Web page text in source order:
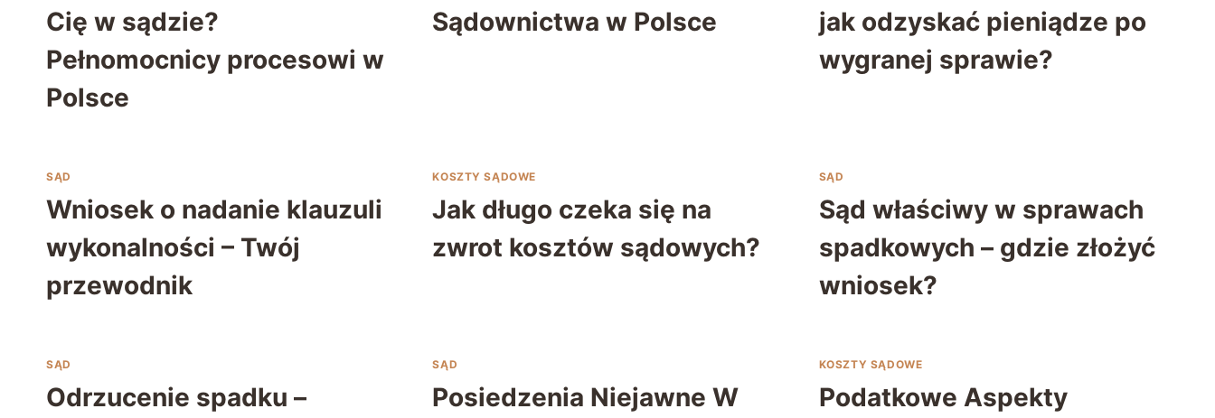
Cię w sądzie?
Pełnomocnicy procesowi w
Polsce
Sądownictwa w Polsce
jak odzyskać pieniądze po
wygranej sprawie?
SĄD
Wniosek o nadanie klauzuli
wykonalności – Twój
przewodnik
KOSZTY SĄDOWE
Jak długo czeka się na
zwrot kosztów sądowych?
SĄD
Sąd właściwy w sprawach
spadkowych – gdzie złożyć
wniosek?
SĄD
Odrzucenie spadku –
SĄD
Posiedzenia Niejawne W
KOSZTY SĄDOWE
Podatkowe Aspekty